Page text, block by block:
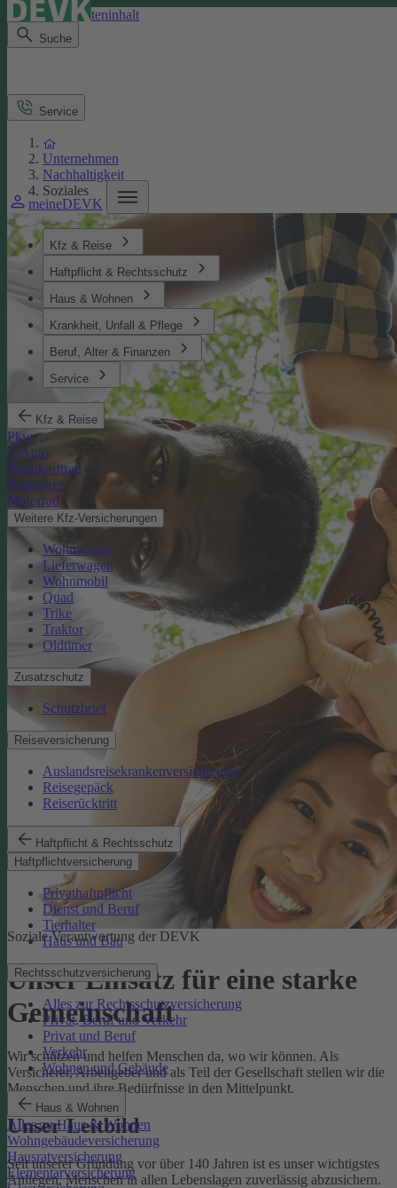
Direkt zum Seiteninhalt
Suche
meineDEVK
Kfz & Reise
Haftpflicht & Rechtsschutz
Haus & Wohnen
Krankheit, Unfall & Pflege
Beruf, Alter & Finanzen
Service
Kfz & Reise
Pkw
E-Auto
Kleinkraftrad
Anhänger
Motorrad
Weitere Kfz-Versicherungen
Wohnwagen
Lieferwagen
Wohnmobil
Quad
Trike
Traktor
Oldtimer
Zusatzschutz
Schutzbrief
Reiseversicherung
Auslandsreisekrankenversicherung
Reisegepäck
Reiserücktritt
Haftpflicht & Rechtsschutz
Haftpflichtversicherung
Privathaftpflicht
Dienst und Beruf
Tierhalter
Haus und Bau
Rechtsschutzversicherung
Alles zur Rechtsschutzversicherung
Privat, Beruf und Verkehr
Privat und Beruf
Verkehr
Wohnen und Gebäude
Haus & Wohnen
Alles zu Haus & Wohnen
Wohngebäudeversicherung
Hausratversicherung
Elementarversicherung
Service
Unternehmen
Nachhaltigkeit
Soziales
Soziale Verantwortung der DEVK
Unser Einsatz für eine starke
Gemeinschaft
Wir schützen und helfen Menschen da, wo wir können. Als
Versicherer, Arbeitgeber und als Teil der Gesellschaft stellen wir die
Menschen und ihre Bedürfnisse in den Mittelpunkt.
Unser Leitbild
Seit unserer Gründung vor über 140 Jahren ist es unser wichtigstes
Anliegen, Menschen in allen Lebenslagen zuverlässig abzusichern.